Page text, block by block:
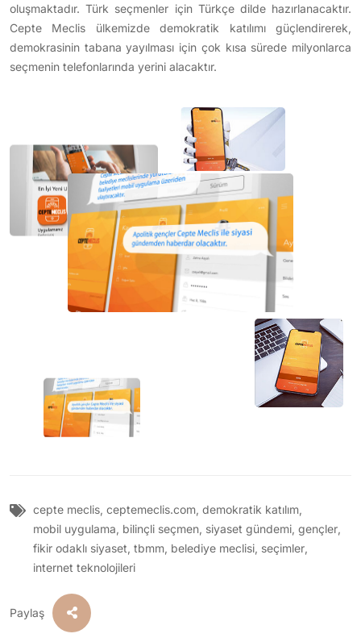
oluşmaktadır. Türk seçmenler için Türkçe dilde hazırlanacaktır.
Cepte Meclis ülkemizde demokratik katılımı güçlendirerek,
demokrasinin tabana yayılması için çok kısa sürede milyonlarca
seçmenin telefonlarında yerini alacaktır.
cepte meclis, ceptemeclis.com, demokratik katılım,
mobil uygulama, bilinçli seçmen, siyaset gündemi, gençler,
fikir odaklı siyaset, tbmm, belediye meclisi, seçimler,
internet teknolojileri
Paylaş